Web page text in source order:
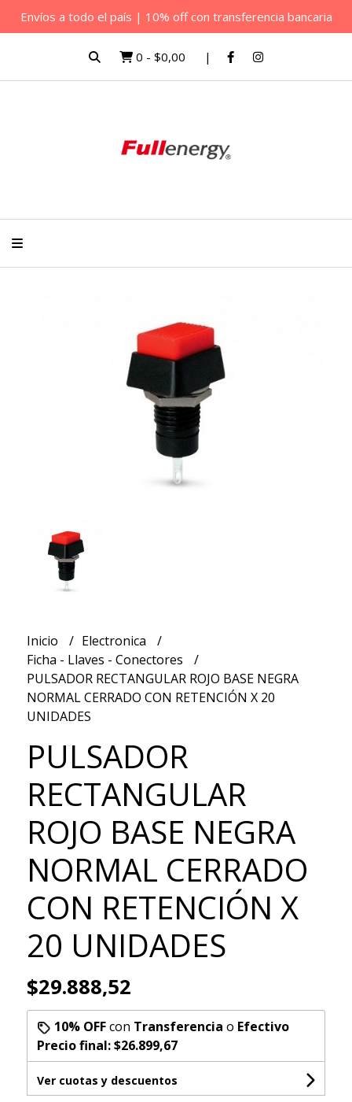
Envíos a todo el país | 10% off con transferencia bancaria
0 - $0,00
Inicio
Electronica
Ficha - Llaves - Conectores
PULSADOR RECTANGULAR ROJO BASE NEGRA
NORMAL CERRADO CON RETENCIÓN X 20
UNIDADES
PULSADOR
RECTANGULAR
ROJO BASE NEGRA
NORMAL CERRADO
CON RETENCIÓN X
20 UNIDADES
$29.888,52
10% OFFcon Transferencia o Efectivo
Precio final:$26.899,67
Ver cuotas y descuentos